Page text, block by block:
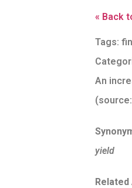
« Back
Tags:
An
yield